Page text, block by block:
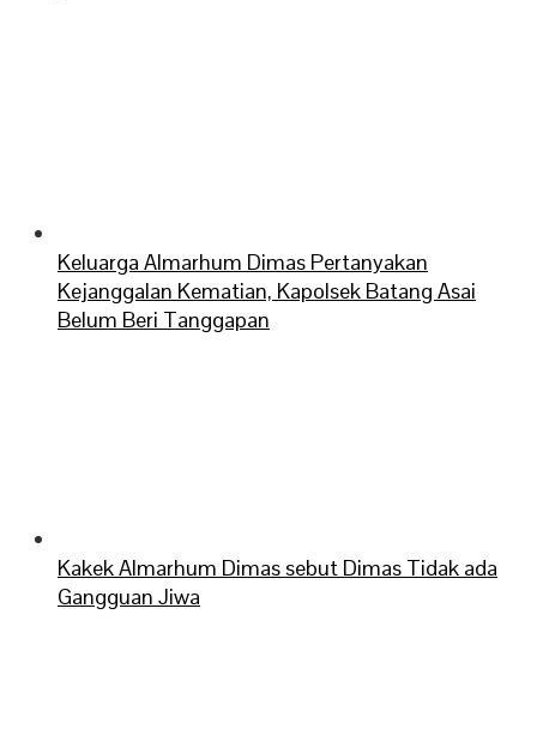
Keluarga Almarhum Dimas Pertanyakan
Kejanggalan Kematian, Kapolsek Batang Asai
Belum Beri Tanggapan
Kakek Almarhum Dimas sebut Dimas Tidak ada
Gangguan Jiwa